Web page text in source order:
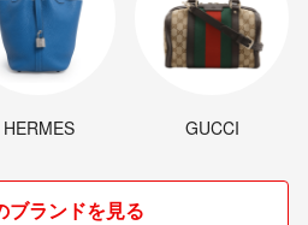
HERMES GUCCI
ブランドを見る